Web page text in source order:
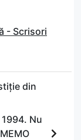
- Scrisori
din
Nu